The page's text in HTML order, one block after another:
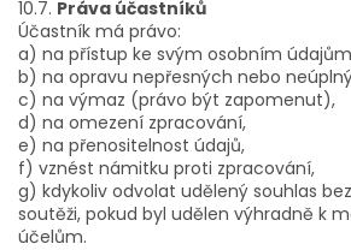
10.7. Práva účastníků
Účastník má právo:
a) na přístup ke svým osobním
b) na opravu nepřesných nebo
c) na výmaz (právo být zapomenut),
d) na omezení zpracování,
e) na přenositelnost údajů,
f) vznést námitku proti zpracování,
g) kdykoliv odvolat udělený souhlas
soutěži, pokud byl udělen výhradně k
účelům.